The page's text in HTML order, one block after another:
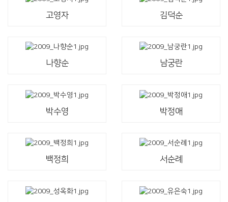
고영자 김덕순
나향순 남궁란
박수영 박정애
백정희 서순례